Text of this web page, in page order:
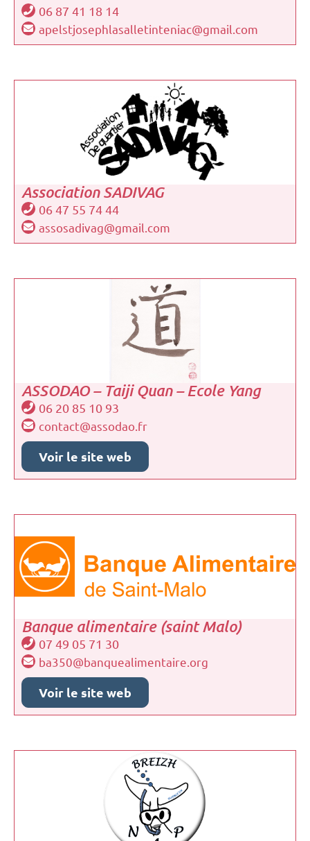
06 87 41 18 14
apelstjosephlasalletinteniac@gmail.com
Association SADIVAG
06 47 55 74 44
assosadivag@gmail.com
ASSODAO – Taiji Quan – Ecole Yang
06 20 85 10 93
contact@assodao.fr
Voir le site web
Banque alimentaire (saint Malo)
07 49 05 71 30
ba350@banquealimentaire.org
Voir le site web